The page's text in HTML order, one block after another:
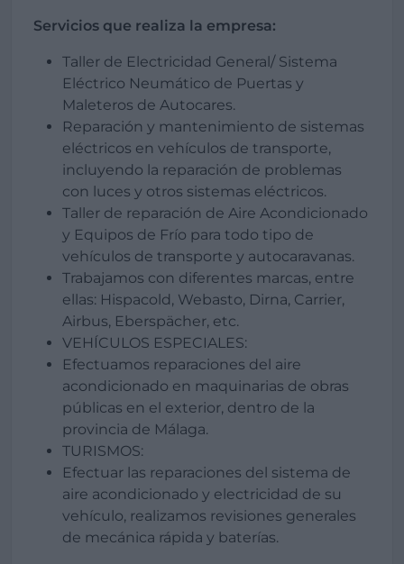
Servicios que realiza la empresa:
Taller de Electricidad General/ Sistema
Eléctrico Neumático de Puertas y
Maleteros de Autocares.
Reparación y mantenimiento de sistemas
eléctricos en vehículos de transporte,
incluyendo la reparación de problemas
con luces y otros sistemas eléctricos.
Taller de reparación de Aire Acondicionado
y Equipos de Frío para todo tipo de
vehículos de transporte y autocaravanas.
Trabajamos con diferentes marcas, entre
ellas: Hispacold, Webasto, Dirna, Carrier,
Airbus, Eberspächer, etc.
VEHÍCULOS ESPECIALES:
Efectuamos reparaciones del aire
acondicionado en maquinarias de obras
públicas en el exterior, dentro de la
provincia de Málaga.
TURISMOS:
Efectuar las reparaciones del sistema de
aire acondicionado y electricidad de su
vehículo, realizamos revisiones generales
de mecánica rápida y baterías.